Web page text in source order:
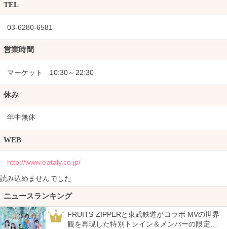
TEL
03-6280-6581
営業時間
マーケット 10:30～22:30
休み
年中無休
WEB
http://www.eataly.co.jp/
読み込めませんでした
ニュースランキング
1
FRUITS ZIPPERと東武鉄道がコラボ MVの世界
観を再現した特別トレイン＆メンバーの限定ア